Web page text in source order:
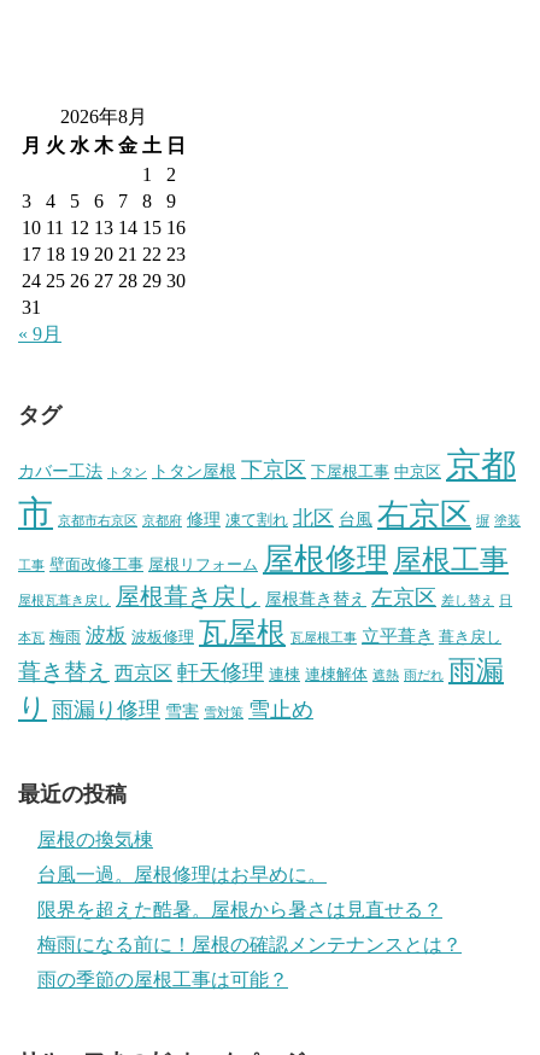
2026年8月
月 火 水 木 金 土 日
1
2
3
4 5 6 7 8
9
10 11 12 13 14 15 16
17 18 19 20 21 22 23
24 25 26 27 28 29 30
31
« 9月
タグ
カバー工法 トタン トタン屋根 下京区 下屋根工事 中京区 京都
市 京都市右京区 京都府 修理 凍て割れ 北区 台風 右京区 塀 塗装
工事 壁面改修工事 屋根リフォーム 屋根修理 屋根工事
屋根瓦葺き戻し 屋根葺き戻し 屋根葺き替え 左京区 差し替え 日
本瓦 梅雨 波板 波板修理 瓦屋根 瓦屋根工事 立平葺き 葺き戻し
葺き替え 西京区 軒天修理 連棟 連棟解体 遮熱 雨だれ 雨漏
り 雨漏り修理 雪害 雪対策 雪止め
最近の投稿
屋根の換気棟
台風一過。屋根修理はお早めに。
限界を超えた酷暑。屋根から暑さは見直せる？
梅雨になる前に！屋根の確認メンテナンスとは？
雨の季節の屋根工事は可能？